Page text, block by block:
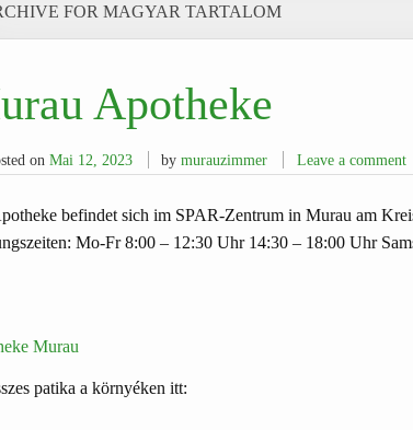
FOR MAGYAR TARTALOM
Apotheke
on Mai 12, 2023 bymurauzimmer Leave a comment
befindet sich im SPAR-Zentrum in Murau am
Mo-Fr 8:00 – 12:30 Uhr 14:30 – 18:00 Uhr
Murau
patika a környéken itt: